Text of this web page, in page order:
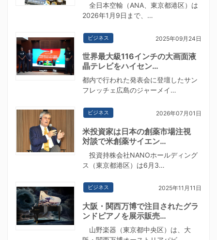
全日本空輸（ANA、東京都港区）は
2026年1月9日まで、…
ビジネス 2025年09月24日
世界最大級116インチの大画面液
晶テレビをハイセン…
都内で行われた発表会に登壇したサン
フレッチェ広島のジャーメイ…
ビジネス 2026年07月01日
米投資家は日本の創薬市場注視
対談で米創薬サイエン…
投資持株会社NANOホールディング
ス（東京都港区）は6月3…
ビジネス 2025年11月11日
大阪・関西万博で注目されたグラ
ンドピアノを展示販売…
山野楽器（東京都中央区）は、大